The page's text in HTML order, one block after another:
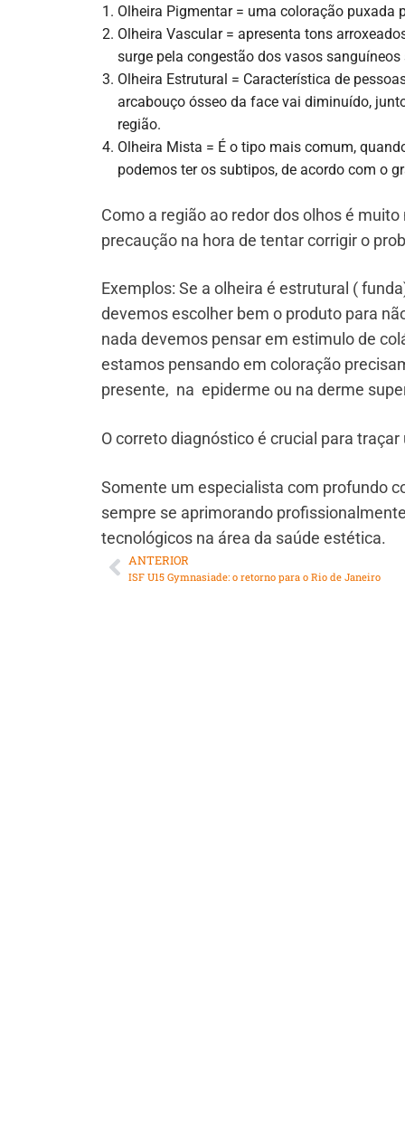
Olheira Pigmentar = uma coloração puxada
Olheira Vascular = apresenta tons
surge pela congestão dos vasos
Olheira Estrutural = Característica de
arcabouço ósseo da face vai diminuído,
região.
Olheira Mista = É o tipo mais comum,
podemos ter os subtipos, de acordo com o
Como a região ao redor dos olhos é
precaução na hora de tentar corrigir o
Exemplos: Se a olheira é estrutural (
devemos escolher bem o produto para
nada devemos pensar em estimulo de
estamos pensando em coloração
presente, na epiderme ou na derme
O correto diagnóstico é crucial para
Somente um especialista com profundo
sempre se aprimorando
tecnológicos na área da saúde estética.
ANTERIOR
ISF U15 Gymnasiade: o retorno para o Rio de Janeiro